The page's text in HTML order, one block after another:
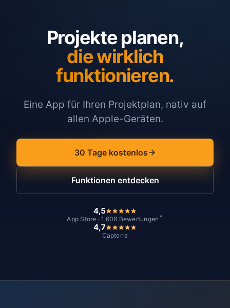
Projekte planen,
die wirklich
funktionieren.
Eine App für Ihren Projektplan, nativ auf
allen Apple-Geräten.
30 Tage kostenlos
Funktionen entdecken
4,5
App Store · 1.606 Bewertungen *
4,7
Capterra